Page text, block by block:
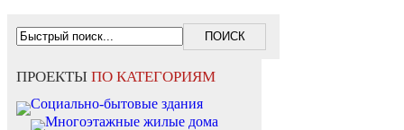
ПРОЕКТЫ ПО КАТЕГОРИЯМ
Социально-бытовые здания
Многоэтажные жилые дома